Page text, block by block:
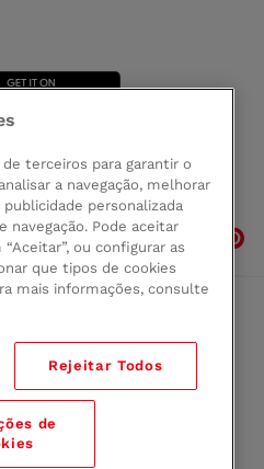
terceiros para garantir o
a navegação, melhorar
personalizada
navegação. Pode aceitar
ou configurar as
que tipos de cookies
mais informações, consulte
Rejeitar Todos
de